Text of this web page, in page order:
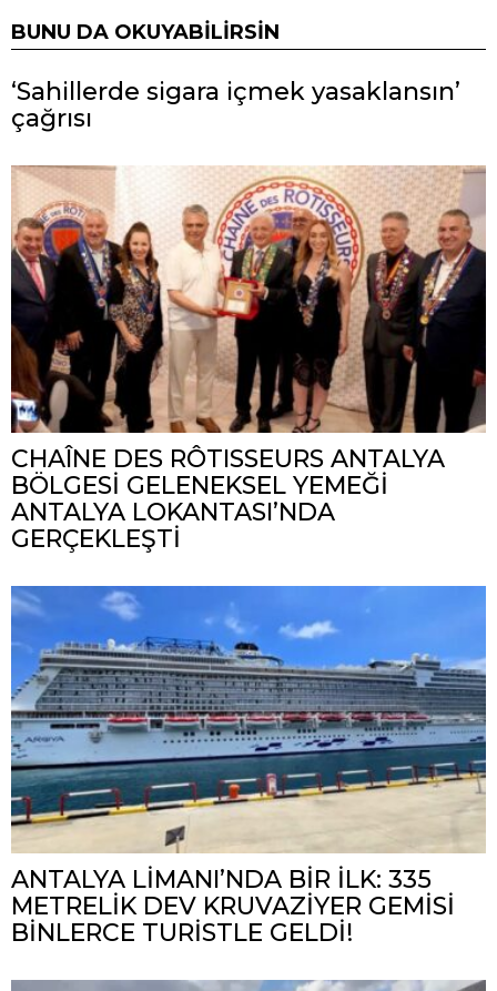
BUNU DA OKUYABILIRSIN
‘Sahillerde sigara içmek yasaklansın’
çağrısı
CHAÎNE DES RÔTISSEURS ANTALYA
BÖLGESİ GELENEKSEL YEMEĞİ
ANTALYA LOKANTASI’NDA
GERÇEKLEŞTİ
ANTALYA LİMANI’NDA BİR İLK: 335
METRELİK DEV KRUVAZİYER GEMİSİ
BİNLERCE TURİSTLE GELDİ!